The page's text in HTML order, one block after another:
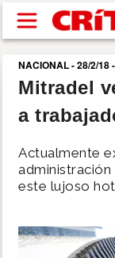
Pasar al
SUCESOS
NACIONAL
SHOW
NACIONAL - 28/2/18
Mitradel
a
Actualmente
este lujoso